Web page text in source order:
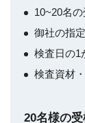
10~20名の
御社の指
検査日の1
検査資材
20名様の